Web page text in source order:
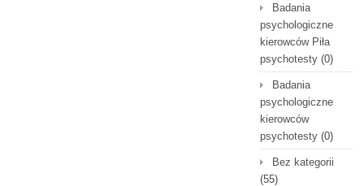
Badania
psychologiczne
kierowców Piła
psychotesty (0)
Badania
psychologiczne
kierowców
psychotesty (0)
Bez kategorii
(55)